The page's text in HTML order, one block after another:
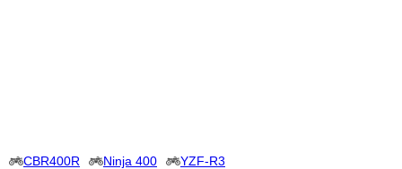
CBR400R Ninja 400 YZF-R3